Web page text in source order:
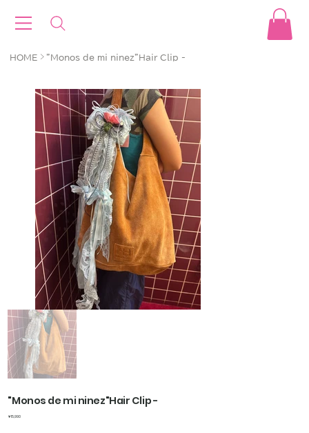
HOME > "Monos de mi ninez"Hair Clip -
"Monos de mi ninez"Hair Clip -
価
￥15,990